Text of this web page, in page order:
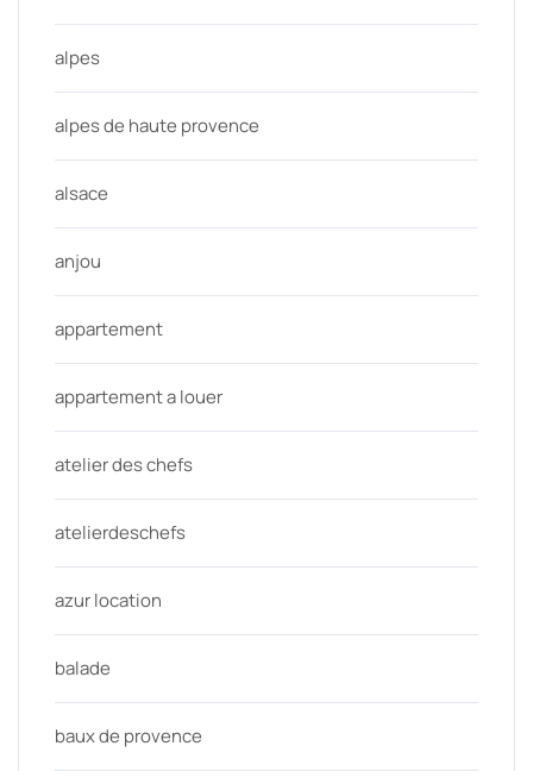
alpes
alpes de haute provence
alsace
anjou
appartement
appartement a louer
atelier des chefs
atelierdeschefs
azur location
balade
baux de provence